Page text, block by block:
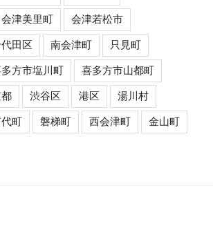
会津美里町 会津若松市
田区 南会津町 只見町
方市塩川町 喜多方市山都町
渋谷区 港区 湯川村
町 磐梯町 西会津町 金山町